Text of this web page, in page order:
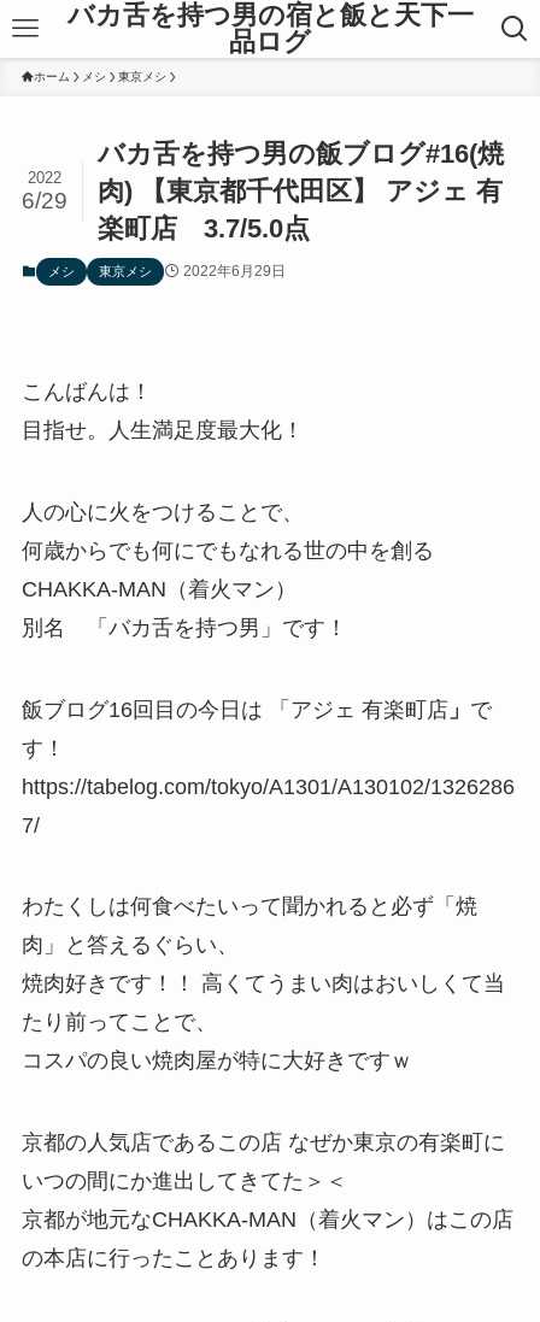
バカ舌を持つ男の宿と飯と天下一
品ログ
ホーム メシ 東京メシ
バカ舌を持つ男の飯ブログ#16(焼
肉) 【東京都千代田区】 アジェ 有
楽町店 3.7/5.0点
2022
6/29
メシ 東京メシ 2022年6月29日
こんばんは！
目指せ。人生満足度最大化！
人の心に火をつけることで、
何歳からでも何にでもなれる世の中を創る
CHAKKA-MAN（着火マン）
別名 「バカ舌を持つ男」です！
飯ブログ16回目の今日は 「アジェ 有楽町店」 で
す！
https://tabelog.com/tokyo/A1301/A130102/1326286
7/
わたくしは何食べたいって聞かれると必ず「焼
肉」と答えるぐらい、
焼肉好きです！！ 高くてうまい肉はおいしくて当
たり前ってことで、
コスパの良い焼肉屋が特に大好きですｗ
京都の人気店であるこの店 なぜか東京の有楽町に
いつの間にか進出してきてた＞＜
京都が地元なCHAKKA-MAN（着火マン）はこの店
の本店に行ったことあります！